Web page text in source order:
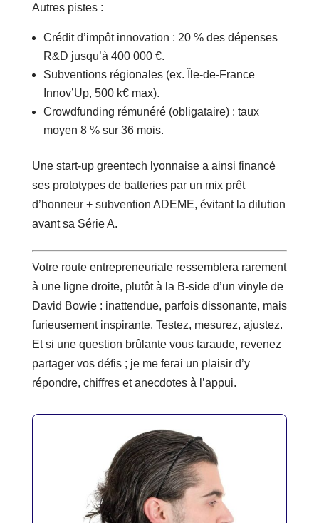
Autres pistes :
Crédit d’impôt innovation : 20 % des dépenses
R&D jusqu’à 400 000 €.
Subventions régionales (ex. Île-de-France
Innov’Up, 500 k€ max).
Crowdfunding rémunéré (obligataire) : taux
moyen 8 % sur 36 mois.
Une start-up greentech lyonnaise a ainsi financé
ses prototypes de batteries par un mix prêt
d’honneur + subvention ADEME, évitant la dilution
avant sa Série A.
Votre route entrepreneuriale ressemblera rarement
à une ligne droite, plutôt à la B-side d’un vinyle de
David Bowie : inattendue, parfois dissonante, mais
furieusement inspirante. Testez, mesurez, ajustez.
Et si une question brûlante vous taraude, revenez
partager vos défis ; je me ferai un plaisir d’y
répondre, chiffres et anecdotes à l’appui.